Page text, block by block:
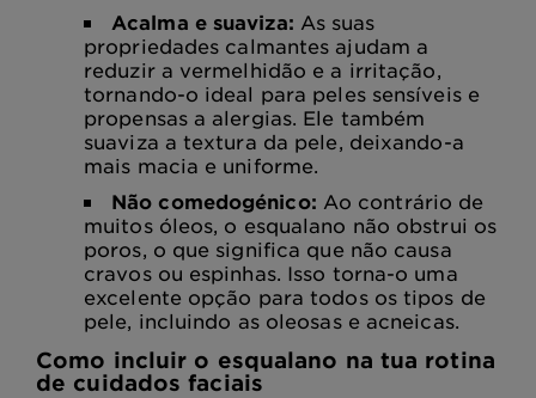
Acalma e suaviza: As suas
propriedades calmantes ajudam a
reduzir a vermelhidão e a irritação,
tornando-o ideal para peles sensíveis e
propensas a alergias. Ele também
suaviza a textura da pele, deixando-a
mais macia e uniforme.
Não comedogénico: Ao contrário de
muitos óleos, o esqualano não obstrui os
poros, o que significa que não causa
cravos ou espinhas. Isso torna-o uma
excelente opção para todos os tipos de
pele, incluindo as oleosas e acneicas.
Como incluir o esqualano na tua rotina
de cuidados faciais